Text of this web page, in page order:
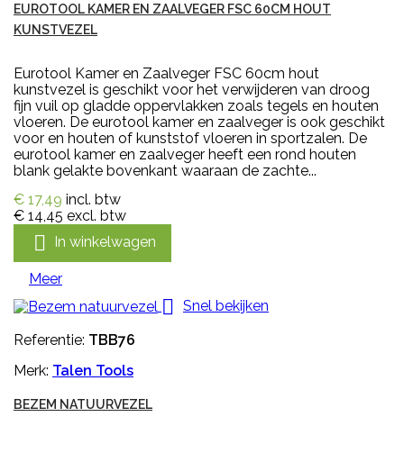
EUROTOOL KAMER EN ZAALVEGER FSC 60CM HOUT
KUNSTVEZEL
Eurotool Kamer en Zaalveger FSC 60cm hout
kunstvezel is geschikt voor het verwijderen van droog
fijn vuil op gladde oppervlakken zoals tegels en houten
vloeren. De eurotool kamer en zaalveger is ook geschikt
voor en houten of kunststof vloeren in sportzalen. De
eurotool kamer en zaalveger heeft een rond houten
blank gelakte bovenkant waaraan de zachte...
€ 17,49 incl. btw
€ 14,45 excl. btw
 In winkelwagen
Meer
 Snel bekijken
Referentie: TBB76
Merk: Talen Tools
BEZEM NATUURVEZEL